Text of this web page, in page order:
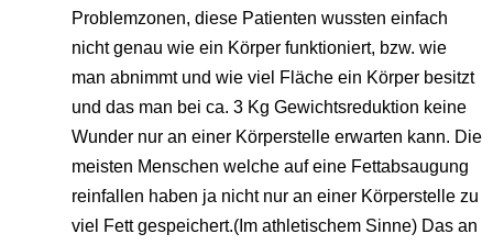
Problemzonen, diese Patienten wussten einfach
nicht genau wie ein Körper funktioniert, bzw. wie
man abnimmt und wie viel Fläche ein Körper besitzt
und das man bei ca. 3 Kg Gewichtsreduktion keine
Wunder nur an einer Körperstelle erwarten kann. Die
meisten Menschen welche auf eine Fettabsaugung
reinfallen haben ja nicht nur an einer Körperstelle zu
viel Fett gespeichert.(Im athletischem Sinne) Das an